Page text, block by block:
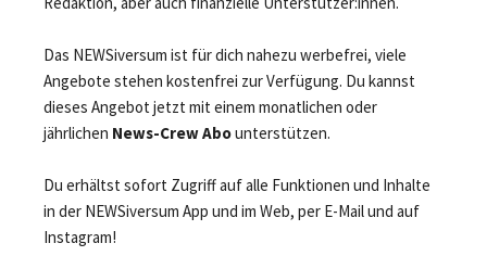
Das NEWSiversum ist für dich nahezu werbefrei, viele
Angebote stehen kostenfrei zur Verfügung. Du kannst
dieses Angebot jetzt mit einem monatlichen oder
jährlichen News-Crew Abounterstützen.
Du erhältst sofort Zugriff auf alle Funktionen und Inhalte
in der NEWSiversum App und im Web, per E-Mail und auf
Instagram!